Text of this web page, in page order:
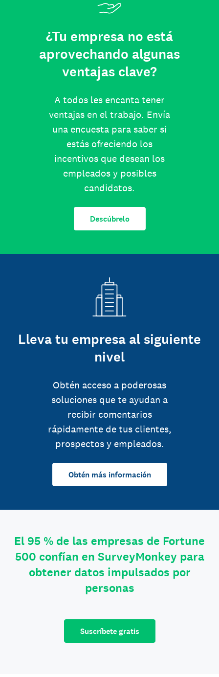
¿Tu empresa no está
aprovechando algunas
ventajas clave?
A todos les encanta tener
ventajas en el trabajo. Envía
una encuesta para saber si
estás ofreciendo los
incentivos que desean los
empleados y posibles
candidatos.
Descúbrelo
Lleva tu empresa al siguiente
nivel
Obtén acceso a poderosas
soluciones que te ayudan a
recibir comentarios
rápidamente de tus clientes,
prospectos y empleados.
Obtén más información
El 95 % de las empresas de Fortune
500 confían en SurveyMonkey para
obtener datos impulsados por
personas
Suscríbete gratis